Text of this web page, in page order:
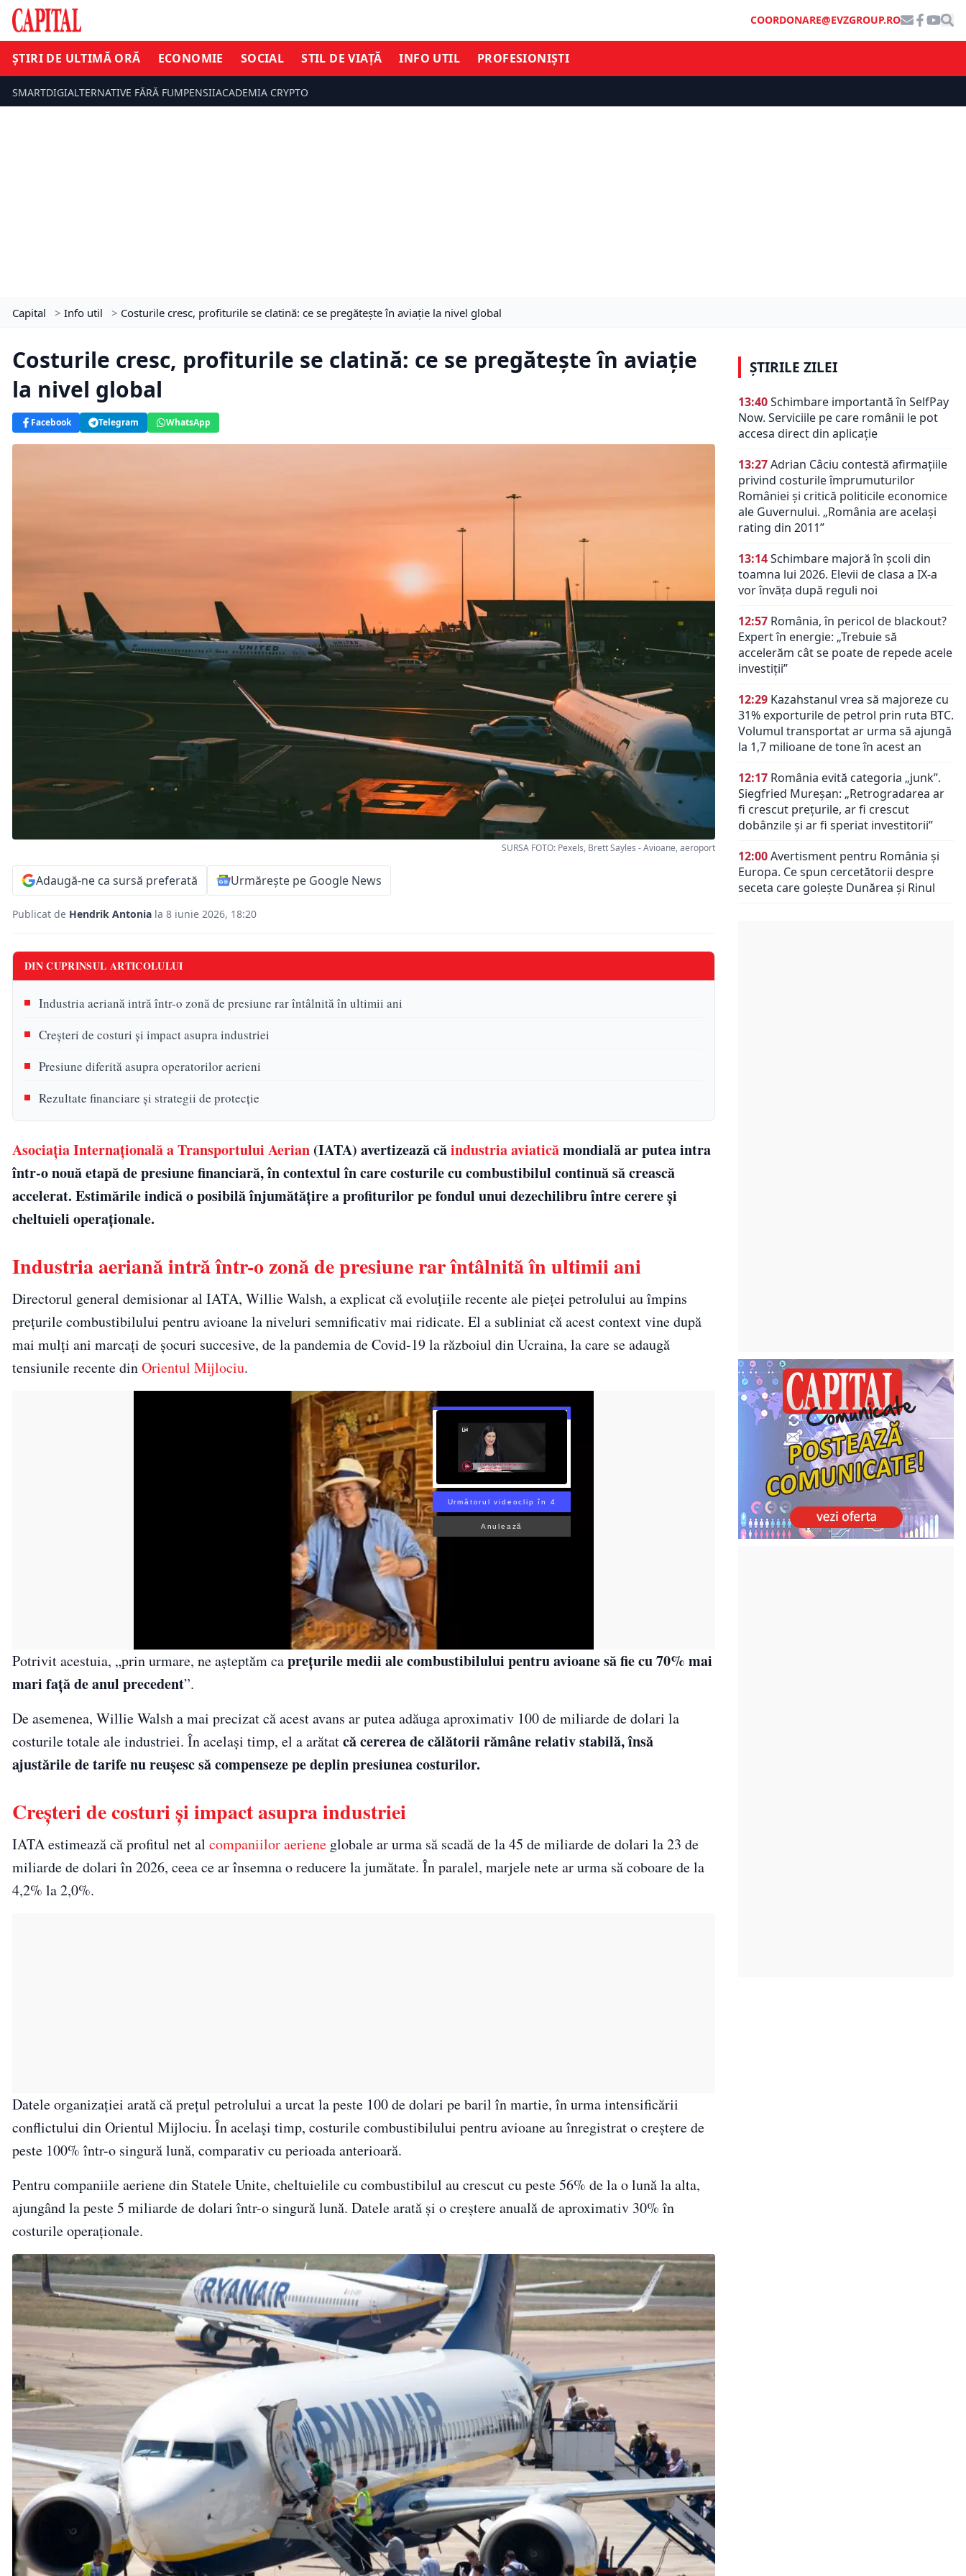
COORDONARE@EVZGROUP.RO
ȘTIRI DE ULTIMĂ ORĂ ECONOMIE SOCIAL STIL DE VIAȚĂ INFO UTIL PROFESIONIȘTI
SMARTDIGIALTERNATIVE FĂRĂ FUMPENSIIACADEMIA CRYPTO
Capital > Info util > Costurile cresc, profiturile se clatină: ce se pregătește în aviație la nivel global
Costurile cresc, profiturile se clatină: ce se pregătește în aviație
la nivel global
Facebook Telegram WhatsApp
SURSA FOTO: Pexels, Brett Sayles - Avioane, aeroport
Adaugă-ne ca sursă preferată Urmărește pe Google News
Publicat de Hendrik Antonia la 8 iunie 2026, 18:20
DIN CUPRINSUL ARTICOLULUI
Industria aeriană intră într-o zonă de presiune rar întâlnită în ultimii ani
Creșteri de costuri și impact asupra industriei
Presiune diferită asupra operatorilor aerieni
Rezultate financiare și strategii de protecție
Asociația Internațională a Transportului Aerian (IATA) avertizează căindustria aviaticămondială ar putea intra
într-o nouă etapă de presiune financiară, în contextul în care costurile cu combustibilul continuă să crească
accelerat. Estimările indică o posibilă înjumătățire a profiturilor pe fondul unui dezechilibru între cerere și
cheltuieli operaționale.
Industria aeriană intră într-o zonă de presiune rar întâlnită în ultimii ani
Directorul general demisionar al IATA, Willie Walsh, a explicat că evoluțiile recente ale pieței petrolului au împins
prețurile combustibilului pentru avioane la niveluri semnificativ mai ridicate. El a subliniat că acest context vine după
mai mulți ani marcați de șocuri succesive, de la pandemia de Covid-19 la războiul din Ucraina, la care se adaugă
tensiunile recente dinOrientul Mijlociu.
Următorul videoclip în 3
Anulează
Potrivit acestuia, „prin urmare, ne așteptăm caprețurile medii ale combustibilului pentru avioane să fie cu 70% mai
mari față de anul precedent”.
De asemenea, Willie Walsh a mai precizat că acest avans ar putea adăuga aproximativ 100 de miliarde de dolari la
costurile totale ale industriei. În același timp, el a arătatcă cererea de călătorii rămâne relativ stabilă, însă
ajustările de tarife nu reușesc să compenseze pe deplin presiunea costurilor.
Creșteri de costuri și impact asupra industriei
IATA estimează că profitul net al companiilor aeriene globale ar urma să scadă de la 45 de miliarde de dolari la 23 de
miliarde de dolari în 2026, ceea ce ar însemna o reducere la jumătate. În paralel, marjele nete ar urma să coboare de la
4,2% la 2,0%.
Datele organizației arată că prețul petrolului a urcat la peste 100 de dolari pe baril în martie, în urma intensificării
conflictului din Orientul Mijlociu. În același timp, costurile combustibilului pentru avioane au înregistrat o creștere de
peste 100% într-o singură lună, comparativ cu perioada anterioară.
Pentru companiile aeriene din Statele Unite, cheltuielile cu combustibilul au crescut cu peste 56% de la o lună la alta,
ajungând la peste 5 miliarde de dolari într-o singură lună. Datele arată și o creștere anuală de aproximativ 30% în
costurile operaționale.
ȘTIRILE ZILEI
13:40Schimbare importantă în SelfPay
Now. Serviciile pe care românii le pot
accesa direct din aplicație
13:27Adrian Câciu contestă afirmațiile
privind costurile împrumuturilor
României și critică politicile economice
ale Guvernului. „România are același
rating din 2011”
13:14Schimbare majoră în școli din
toamna lui 2026. Elevii de clasa a IX-a
vor învăța după reguli noi
12:57 România, în pericol de blackout?
Expert în energie: „Trebuie să
accelerăm cât se poate de repede acele
investiții”
12:29 Kazahstanul vrea să majoreze cu
31% exporturile de petrol prin ruta BTC.
Volumul transportat ar urma să ajungă
la 1,7 milioane de tone în acest an
12:17 România evită categoria „junk”.
Siegfried Mureșan: „Retrogradarea ar
fi crescut preţurile, ar fi crescut
dobânzile şi ar fi speriat investitorii”
12:00Avertisment pentru România și
Europa. Ce spun cercetătorii despre
seceta care golește Dunărea și Rinul